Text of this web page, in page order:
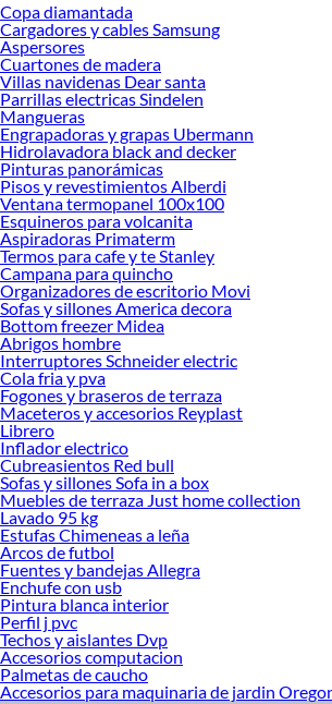
Copa diamantada
Cargadores y cables Samsung
Aspersores
Cuartones de madera
Villas navidenas Dear santa
Parrillas electricas Sindelen
Mangueras
Engrapadoras y grapas Ubermann
Hidrolavadora black and decker
Pinturas panorámicas
Pisos y revestimientos Alberdi
Ventana termopanel 100x100
Esquineros para volcanita
Aspiradoras Primaterm
Termos para cafe y te Stanley
Campana para quincho
Organizadores de escritorio Movi
Sofas y sillones America decora
Bottom freezer Midea
Abrigos hombre
Interruptores Schneider electric
Cola fria y pva
Fogones y braseros de terraza
Maceteros y accesorios Reyplast
Librero
Inflador electrico
Cubreasientos Red bull
Sofas y sillones Sofa in a box
Muebles de terraza Just home collection
Lavado 95 kg
Estufas Chimeneas a leña
Arcos de futbol
Fuentes y bandejas Allegra
Enchufe con usb
Pintura blanca interior
Perfil j pvc
Techos y aislantes Dvp
Accesorios computacion
Palmetas de caucho
Accesorios para maquinaria de jardin